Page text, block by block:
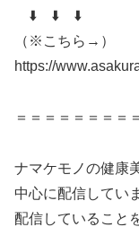
⬇️ ⬇️ ⬇️
（※こちら→）
https://
＝＝＝＝＝＝＝＝
ナマケモノの健康
中心に配信してい
配信していること